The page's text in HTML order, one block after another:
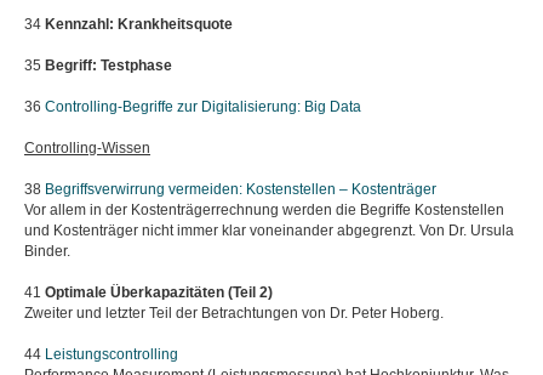
34 Kennzahl: Krankheitsquote
35 Begriff: Testphase
36 Controlling-Begriffe zur Digitalisierung: Big Data
Controlling-Wissen
38 Begriffsverwirrung vermeiden: Kostenstellen – Kostenträger
Vor allem in der Kostenträgerrechnung werden die Begriffe Kostenstellen
und Kostenträger nicht immer klar voneinander abgegrenzt. Von Dr. Ursula
Binder.
41 Optimale Überkapazitäten (Teil 2)
Zweiter und letzter Teil der Betrachtungen von Dr. Peter Hoberg.
44 Leistungscontrolling